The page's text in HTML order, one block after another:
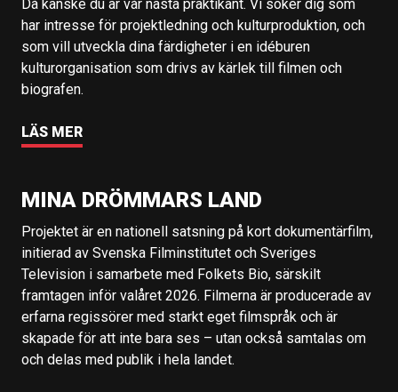
Då kanske du är vår nästa praktikant. Vi söker dig som
har intresse för projektledning och kulturproduktion, och
som vill utveckla dina färdigheter i en idéburen
kulturorganisation som drivs av kärlek till filmen och
biografen.
LÄS MER
MINA DRÖMMARS LAND
Projektet är en nationell satsning på kort dokumentärfilm,
initierad av Svenska Filminstitutet och Sveriges
Television i samarbete med Folkets Bio, särskilt
framtagen inför valåret 2026. Filmerna är producerade av
erfarna regissörer med starkt eget filmspråk och är
skapade för att inte bara ses – utan också samtalas om
och delas med publik i hela landet.